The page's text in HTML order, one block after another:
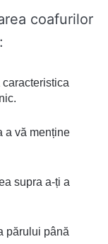
coafurilor
a vă menține
supra a-ți a
părului până